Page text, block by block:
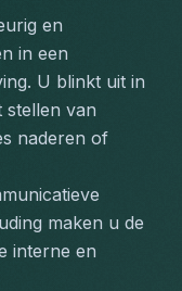
en
in een
U blinkt uit in
stellen van
naderen of
maken u de
interne en